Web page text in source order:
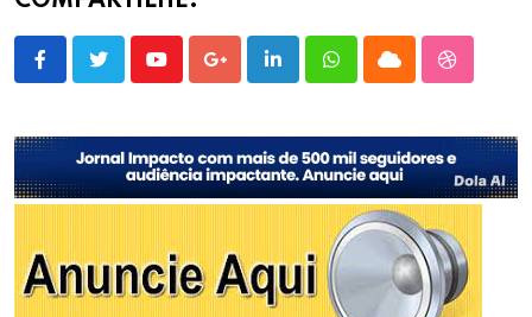
YoutubeGoogle+LinkedInWhatsappCloud